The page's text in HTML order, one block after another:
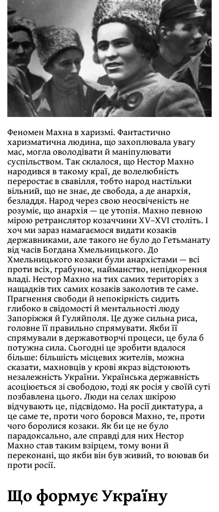
Феномен Махна в харизмі. Фантастично
харизматична людина, що захоплювала увагу
мас, могла оволодівати й маніпулювати
суспільством. Так склалося, що Нестор Махно
народився в такому краї, де волелюбність
переростає в свавілля, тобто народ настільки
вільний, що не знає, де свобода, а де анархія,
безладдя. Народ через свою неосвіченість не
розуміє, що анархія — це утопія. Махно певною
мірою ретранслятор козаччини XV–XVI століть. І
хоч ми зараз намагаємося видати козаків
державниками, але такого не було до Гетьманату
від часів Богдана Хмельницького. До
Хмельницького козаки були анархістами — всі
проти всіх, грабунок, найманство, непідкорення
владі. Нестор Махно на тих самих територіях з
нащадків тих самих козаків заколотив те саме.
Прагнення свободи й непокірність сидить
глибоко в свідомості й ментальності люду
Запоріжжя й Гуляйполя. Це дуже сильна риса,
головне її правильно спрямувати. Якби її
спрямували в державотворчі процеси, це була б
потужна сила. Сьогодні це зробити вдалося
більше: більшість місцевих жителів, можна
сказати, махновців у крові якраз відстоюють
незалежність України. Українська державність
асоціюється зі свободою, тоді як росія у своїй суті
позбавлена цього. Люди на селах шкірою
відчувають це, підсвідомо. На росії диктатура, а
це саме те, проти чого боровся Махно, те, проти
чого боролися козаки. Як би це не було
парадоксально, але справді для них Нестор
Махно став таким взірцем, тому вони й
переконані, що якби він був живий, то воював би
проти росії.
Що формує Україну